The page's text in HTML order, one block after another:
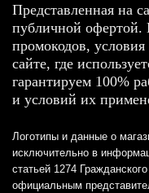
Представленная на
публичной офертой.
промокодов,
сайте, где
гарантируем 100%
и условий их
Логотипы и данные о
исключительно в
статьей 1274
официальным